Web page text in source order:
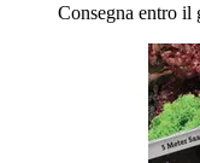
Consegna entro il